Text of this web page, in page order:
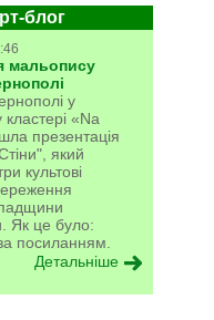
блог
мальопису
у
«Na
презентація
який
культові
Як це було:
посиланням.
Детальніше